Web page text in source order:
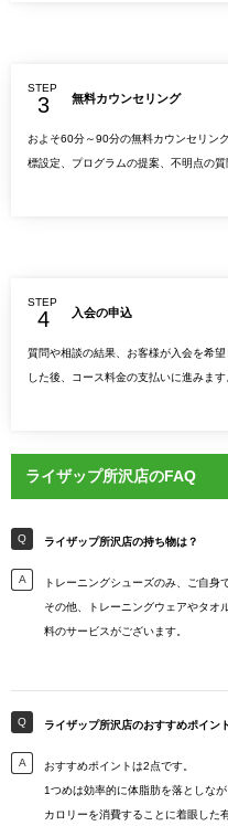
STEP
無料カウンセリング
およそ60分～90分の無料カウンセリン
標設定、プログラムの提案、不明点の
STEP
入会の申込
質問や相談の結果、お客様が入会を希
した後、コース料金の支払いに進みます
ライザップ所沢店のFAQ
ライザップ所沢店の持ち物は？
トレーニングシューズのみ、ご自身
その他、トレーニングウェアやタオ
料のサービスがございます。
ライザップ所沢店のおすすめポイン
おすすめポイントは2点です。
1つめは効率的に体脂肪を落としな
カロリーを消費することに着眼した